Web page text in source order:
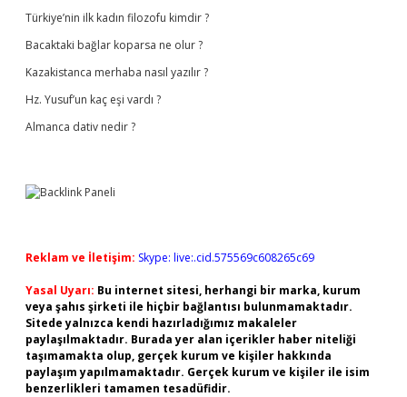
Türkiye’nin ilk kadın filozofu kimdir ?
Bacaktaki bağlar koparsa ne olur ?
Kazakistanca merhaba nasıl yazılır ?
Hz. Yusuf’un kaç eşi vardı ?
Almanca dativ nedir ?
Reklam ve İletişim: Skype: live:.cid.575569c608265c69
Yasal Uyarı: Bu internet sitesi, herhangi bir marka, kurum
veya şahıs şirketi ile hiçbir bağlantısı bulunmamaktadır.
Sitede yalnızca kendi hazırladığımız makaleler
paylaşılmaktadır. Burada yer alan içerikler haber niteliği
taşımamakta olup, gerçek kurum ve kişiler hakkında
paylaşım yapılmamaktadır. Gerçek kurum ve kişiler ile isim
benzerlikleri tamamen tesadüfidir.